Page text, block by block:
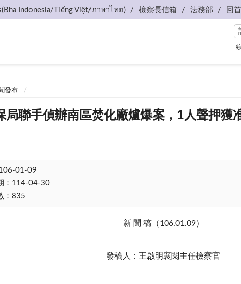
Indonesia/Tiếng Việt/ภาษาไทย) 檢察長信箱 法務部 回
發布
局聯手偵辦南區焚化廠爐爆案，1人聲押獲
01-09
：114-04-30
：835
新 聞 稿（106.01.09）
發稿人：王啟明襄閱主任檢察官